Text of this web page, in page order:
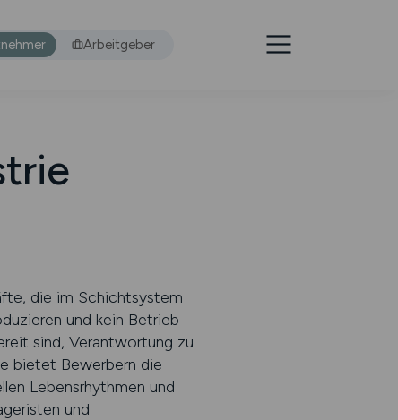
Arbeitgeber
die im Schichtsystem
und kein Betrieb
sind, Verantwortung zu
bietet Bewerbern die
Lebensrhythmen und
und